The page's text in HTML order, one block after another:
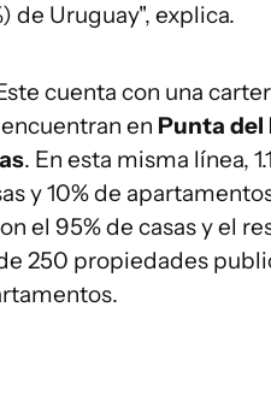
de Uruguay", explica.
cuenta con una
en Punta del
. En esta misma línea,
y 10% de
el 95% de casas y el
250 propiedades